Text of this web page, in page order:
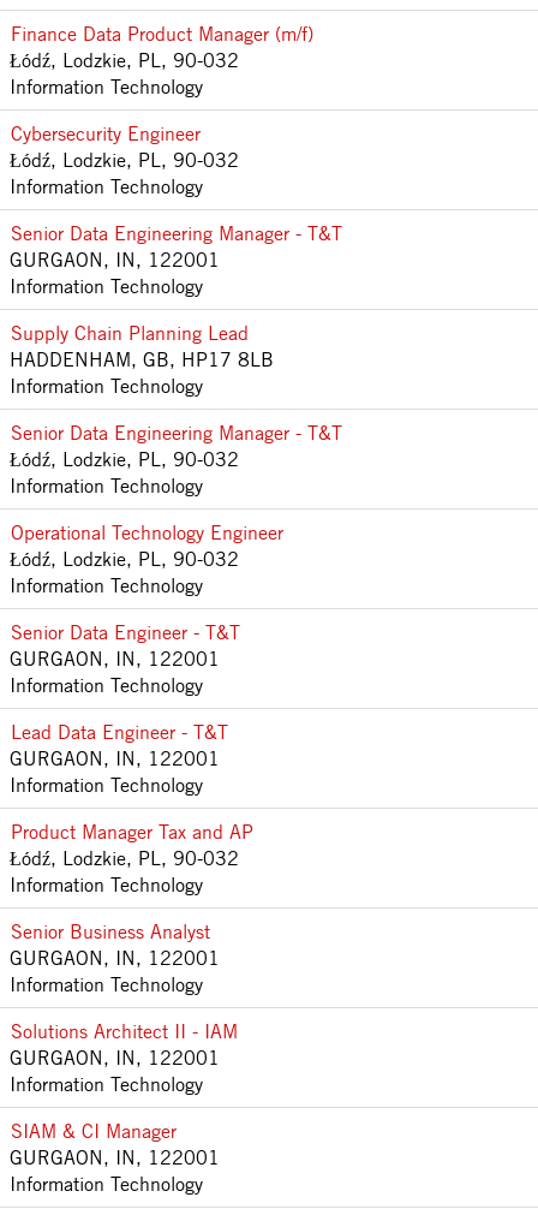
Finance Data Product Manager (m/f)
Łódź, Lodzkie, PL, 90-032
Information Technology
Cybersecurity Engineer
Łódź, Lodzkie, PL, 90-032
Information Technology
Senior Data Engineering Manager - T&T
GURGAON, IN, 122001
Information Technology
Supply Chain Planning Lead
HADDENHAM, GB, HP17 8LB
Information Technology
Senior Data Engineering Manager - T&T
Łódź, Lodzkie, PL, 90-032
Information Technology
Operational Technology Engineer
Łódź, Lodzkie, PL, 90-032
Information Technology
Senior Data Engineer - T&T
GURGAON, IN, 122001
Information Technology
Lead Data Engineer - T&T
GURGAON, IN, 122001
Information Technology
Product Manager Tax and AP
Łódź, Lodzkie, PL, 90-032
Information Technology
Senior Business Analyst
GURGAON, IN, 122001
Information Technology
Solutions Architect II - IAM
GURGAON, IN, 122001
Information Technology
SIAM & CI Manager
GURGAON, IN, 122001
Information Technology